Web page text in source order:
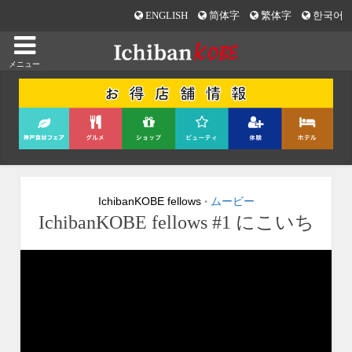
ENGLISH 简体字 繁体字 한국어
メニュー
IchibanKOBE fellows • ムービー
IchibanKOBE fellows #1 にこいち